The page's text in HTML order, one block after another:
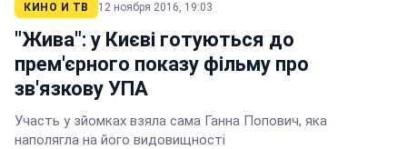
КИНО И ТВ 12 ноября 2016, 19:03
"Жива": у Києві готуються до
прем'єрного показу фільму про
зв'язкову УПА
Участь у зйомках взяла сама Ганна Попович, яка
наполягла на його видовищності